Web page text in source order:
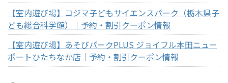
【室内遊び場】コジマ子どもサイエンスパーク（栃木県子
ども総合科学館）｜予約・割引クーポン情報
【室内遊び場】あそびパークPLUS ジョイフル本田ニュー
ポートひたちなか店｜予約・割引クーポン情報